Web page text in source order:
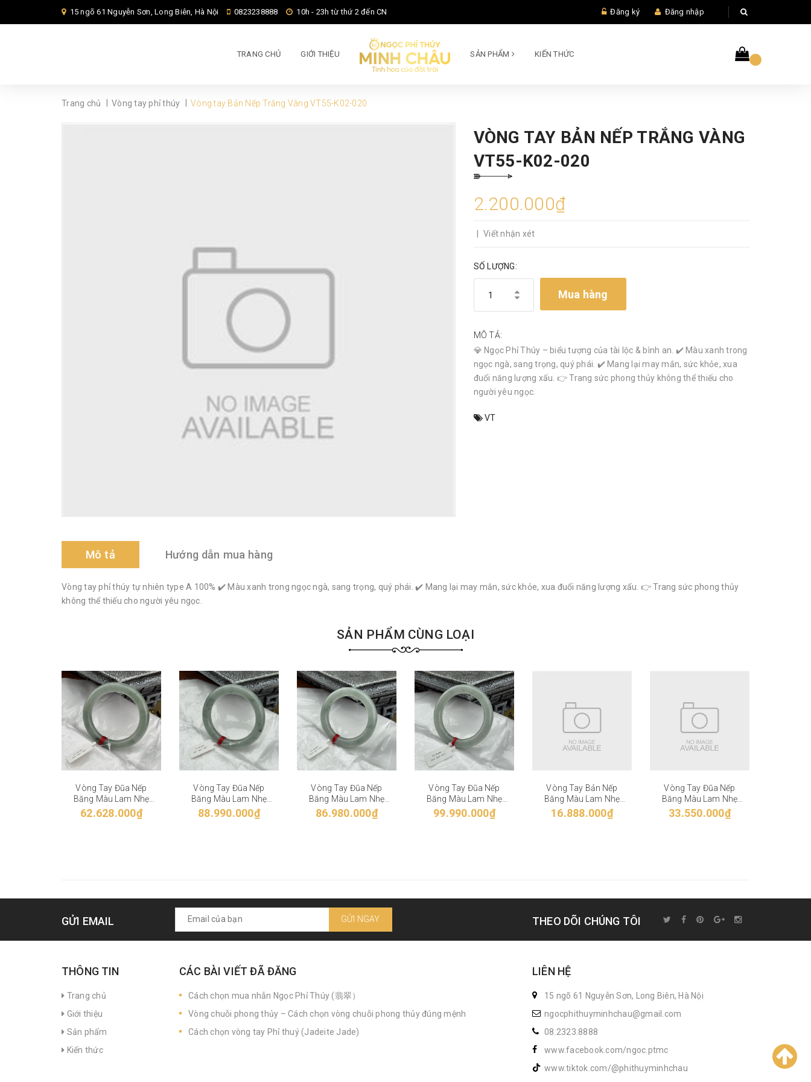
15 ngõ 61 Nguyễn Sơn, Long Biên, Hà Nội 0823238888 10h - 23h từ thứ 2 đến CN Đăng ký Đăng nhập
TRANG CHỦ GIỚI THIỆU SẢN PHẨM KIẾN THỨC
Trang chủ Vòng tay phỉ thúy Vòng tay Bản Nếp Trắng Vàng VT55-K02-020
VÒNG TAY BẢN NẾP TRẮNG VÀNG
VT55-K02-020
2.200.000₫
Viết nhận xét
SỐ LƯỢNG:
Mua hàng
MÔ TẢ:
💎 Ngọc Phỉ Thúy – biểu tượng của tài lộc & bình an. ✔️ Màu xanh trong
ngọc ngà, sang trọng, quý phái. ✔️ Mang lại may mắn, sức khỏe, xua
đuổi năng lượng xấu. 👉 Trang sức phong thủy không thể thiếu cho
người yêu ngọc.
VT
Mô tả Hướng dẫn mua hàng
Vòng tay phỉ thúy tự nhiên type A 100% ✔️ Màu xanh trong ngọc ngà, sang trọng, quý phái. ✔️ Mang lại may mắn, sức khỏe, xua đuổi năng lượng xấu. 👉 Trang sức phong thủy
không thể thiếu cho người yêu ngọc.
SẢN PHẨM CÙNG LOẠI
Vòng Tay Đũa Nếp
Băng Màu Lam Nhẹ
VT-28-004
62.628.000₫
Vòng Tay Đũa Nếp
Băng Màu Lam Nhẹ
VT-28-003
88.990.000₫
Vòng Tay Đũa Nếp
Băng Màu Lam Nhẹ
VT-28-002
86.980.000₫
Vòng Tay Đũa Nếp
Băng Màu Lam Nhẹ
VT-28-001
99.990.000₫
Vòng Tay Bản Nếp
Băng Màu Lam Nhẹ
VT-27-006
16.888.000₫
Vòng Tay Đũa Nếp
Băng Màu Lam Nhẹ
VT-27-005
33.550.000₫
GỬI EMAIL GỬI NGAY THEO DÕI CHÚNG TÔI
THÔNG TIN
Trang chủ
Giới thiệu
Sản phẩm
Kiến thức
CÁC BÀI VIẾT ĐÃ ĐĂNG
Cách chọn mua nhẫn Ngọc Phỉ Thúy (翡翠）
Vòng chuỗi phong thủy – Cách chọn vòng chuỗi phong thủy đúng mệnh
Cách chọn vòng tay Phỉ thuý (Jadeite Jade)
LIÊN HỆ
15 ngõ 61 Nguyễn Sơn, Long Biên, Hà Nội
ngocphithuyminhchau@gmail.com
08.2323.8888
www.facebook.com/ngoc.ptmc
www.tiktok.com/@phithuyminhchau